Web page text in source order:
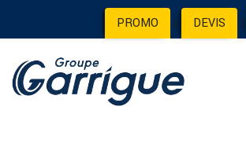
PROMO | DEVIS |